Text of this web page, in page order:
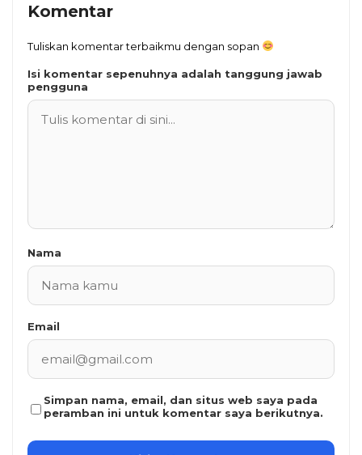
Komentar
Tuliskan komentar terbaikmu dengan sopan
Isi komentar sepenuhnya adalah tanggung jawab
pengguna
Nama
Email
Simpan nama, email, dan situs web saya pada
peramban ini untuk komentar saya berikutnya.